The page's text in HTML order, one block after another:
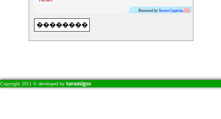
Powered bySweet Captcha
Copyright 2011 © developed by taramigos